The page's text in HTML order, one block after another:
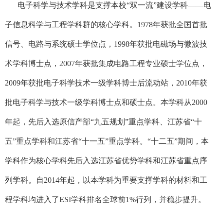
电子科学与技术学科是支撑本校“双一流”建设学科——电
子信息科学与工程学科群的核心学科。 1978年获批全国首批
信号、电路与系统硕士学位点， 1998年获批电磁场与微波技
术学科博士点， 2007年获批集成电路工程专业硕士学位点，
2009年获批电子科学技术一级学科博士后流动站， 2010年获
批电子科学与技术一级学科博士点和硕士点。本学科从2000
年起，先后入选原信产部“九五规划”重点学科、江苏省“十
五”重点学科和江苏省“十一五”重点学科。“十二五”期间，本
学科作为核心学科先后入选江苏省优势学科和江苏省重点序
列学科。自2014年起，以本学科为重要支撑学科的材料和工
程学科均进入了ESI学科排名全球前1%行列，并稳步提升。